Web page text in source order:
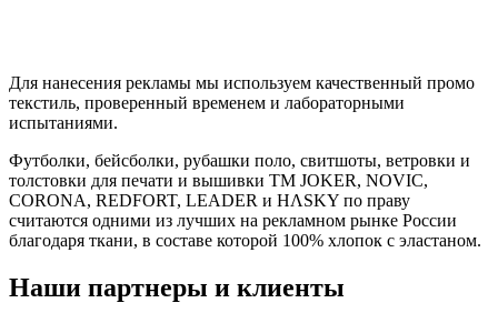
Для нанесения рекламы мы используем качественный промо
текстиль, проверенный временем и лабораторными
испытаниями.
Футболки, бейсболки, рубашки поло, свитшоты, ветровки и
толстовки для печати и вышивки TM JOKER, NOVIC,
CORONA, REDFORT, LEADER и HΛSKY по праву
считаются одними из лучших на рекламном рынке России
благодаря ткани, в составе которой 100% хлопок с эластаном.
Наши партнеры и клиенты